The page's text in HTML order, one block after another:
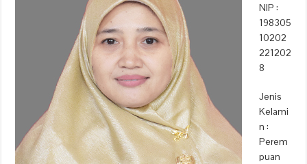
NIP :
198305
10202
221202
8
Jenis
Kelami
n :
Perem
puan